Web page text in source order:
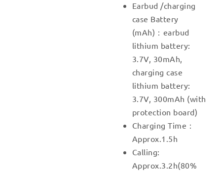
Earbud /charging
case Battery
(mAh)：earbud
lithium battery:
3.7V, 30mAh,
charging case
lithium battery:
3.7V, 300mAh (with
protection board)
Charging Time：
Approx.1.5h
Calling:
Approx.3.2h(80%